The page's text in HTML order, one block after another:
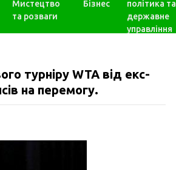
Мистецтво
та розваги
Бізнес
політика та
державне
управління
турніру WTA від екс-
на перемогу.